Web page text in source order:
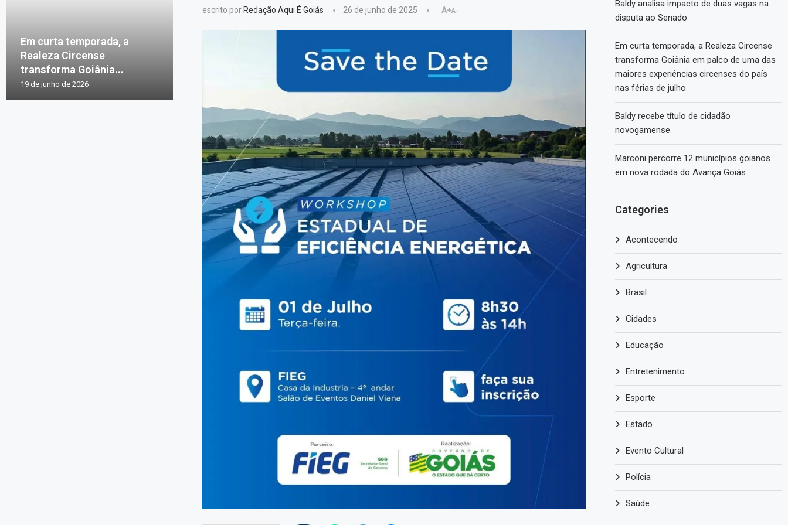
escrito por Redação Aqui É Goiás 26 de junho de 2025 A+A-
Baldy analisa impacto de duas vagas na
disputa ao Senado
Em curta temporada, a Realeza Circense
transforma Goiânia em palco de uma das
maiores experiências circenses do país
nas férias de julho
Baldy recebe título de cidadão
novogamense
Marconi percorre 12 municípios goianos
em nova rodada do Avança Goiás
Categories
Acontecendo
Agricultura
Brasil
Cidades
Educação
Entretenimento
Esporte
Estado
Evento Cultural
Polícia
Saúde
Em curta temporada, a
Realeza Circense
transforma Goiânia...
19 de junho de 2026